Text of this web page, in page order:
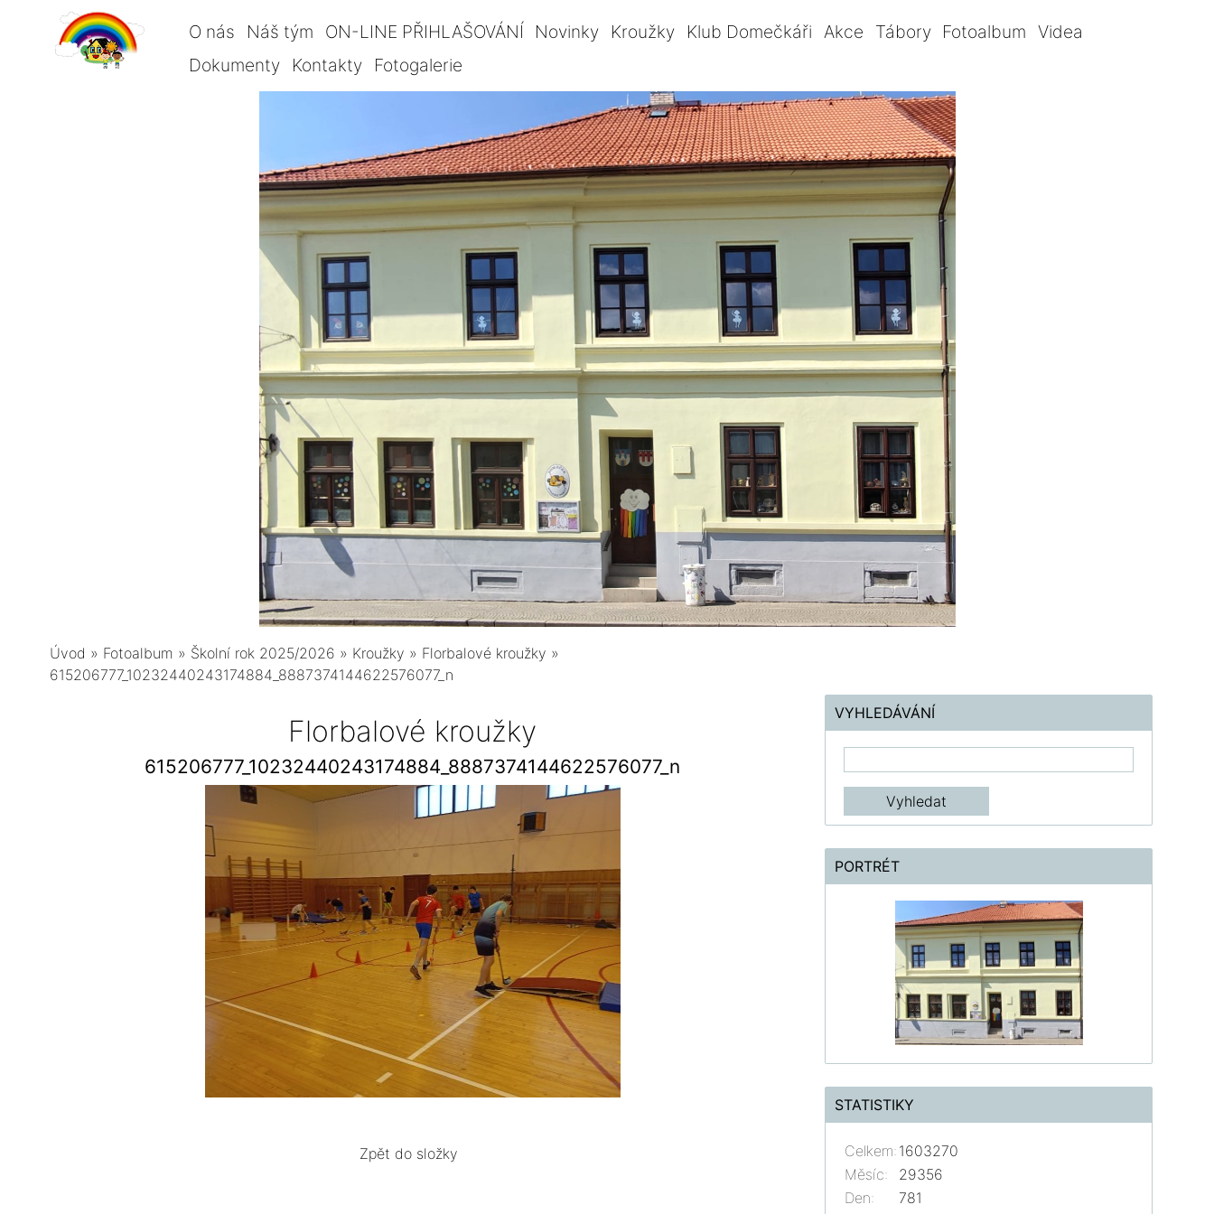
O nás Náš tým ON-LINE PŘIHLAŠOVÁNÍ Novinky Kroužky Klub Domečkáři Akce Tábory Fotoalbum Videa
Dokumenty
Kontakty Fotogalerie
Úvod » Fotoalbum » Školní rok 2025/2026 » Kroužky » Florbalové kroužky »
615206777_10232440243174884_8887374144622576077_n
Florbalové kroužky
615206777_10232440243174884_8887374144622576077_n
Zpět do složky
VYHLEDÁVÁNÍ
PORTRÉT
STATISTIKY
Celkem: 1603270
Měsíc:
29356
Den:
781